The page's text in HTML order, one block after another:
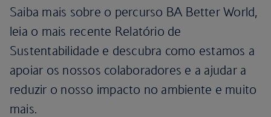
Saiba mais sobre o percurso BA Better World,
leia o mais recente Relatório de
Sustentabilidade e descubra como estamos a
apoiar os nossos colaboradores e a ajudar a
reduzir o nosso impacto no ambiente e muito
mais.